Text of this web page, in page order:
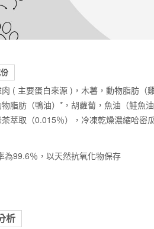
( 主要蛋白來源 )，木薯，動物脂肪（
脂肪（鴨油）*，胡蘿蔔，魚油（鮭魚
萃取（0.015％），冷凍乾燥濃縮哈密
為99.6％，以天然抗氧化物保存
析